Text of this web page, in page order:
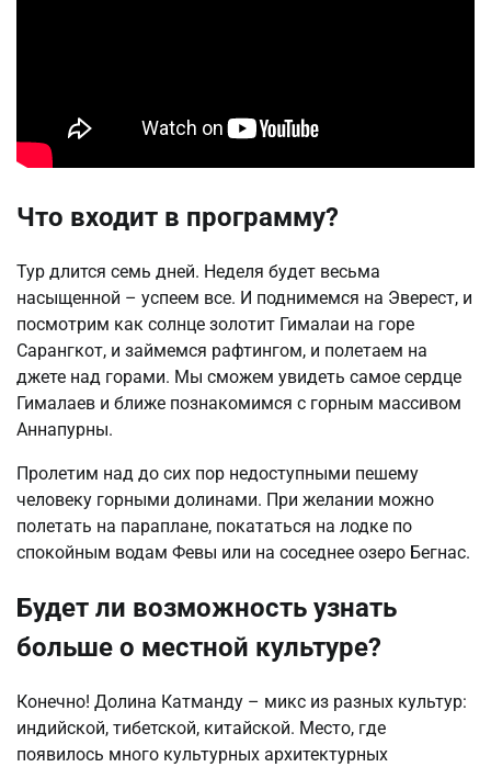
Что входит в программу?
Тур длится семь дней. Неделя будет весьма
насыщенной – успеем все. И поднимемся на Эверест, и
посмотрим как солнце золотит Гималаи на горе
Сарангкот, и займемся рафтингом, и полетаем на
джете над горами. Мы сможем увидеть самое сердце
Гималаев и ближе познакомимся с горным массивом
Аннапурны.
Пролетим над до сих пор недоступными пешему
человеку горными долинами. При желании можно
полетать на параплане, покататься на лодке по
спокойным водам Февы или на соседнее озеро Бегнас.
Будет ли возможность узнать
больше о местной культуре?
Конечно! Долина Катманду – микс из разных культур:
индийской, тибетской, китайской. Место, где
появилось много культурных архитектурных